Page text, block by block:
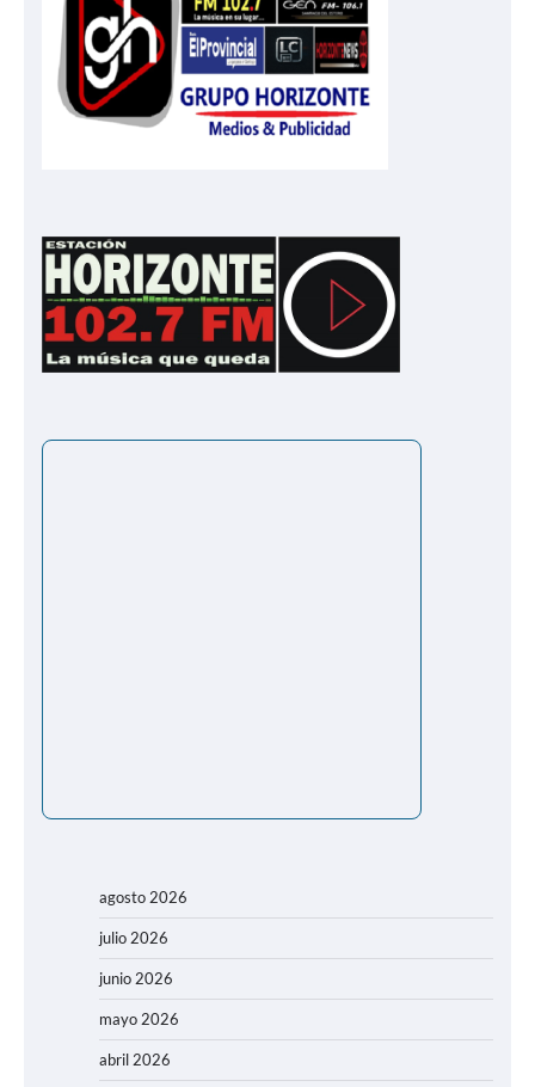
agosto 2026
julio 2026
junio 2026
mayo 2026
abril 2026